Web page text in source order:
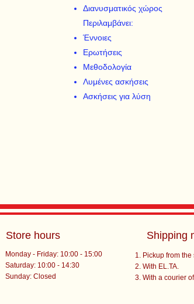
Διανυσματικός χώρος
Περιλαμβάνει:
Έννοιες
Ερωτήσεις
Μεθοδολογία
Λυμένες ασκήσεις
Ασκήσεις για λύση
Store hours
Monday - Friday: 10:00 - 15:00
Saturday: 10:00 - 14:30
​Sunday: Closed
Shipping
Pickup from the
With EL.TA.
With a courier